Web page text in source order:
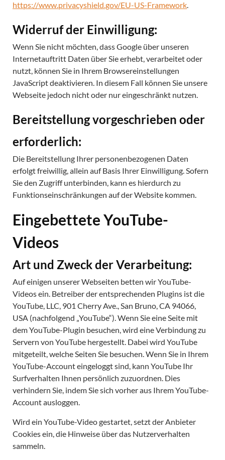
https://www.privacyshield.gov/EU-US-Framework.
Widerruf der Einwilligung:
Wenn Sie nicht möchten, dass Google über unseren
Internetauftritt Daten über Sie erhebt, verarbeitet oder
nutzt, können Sie in Ihrem Browsereinstellungen
JavaScript deaktivieren. In diesem Fall können Sie unsere
Webseite jedoch nicht oder nur eingeschränkt nutzen.
Bereitstellung vorgeschrieben oder
erforderlich:
Die Bereitstellung Ihrer personenbezogenen Daten
erfolgt freiwillig, allein auf Basis Ihrer Einwilligung. Sofern
Sie den Zugriff unterbinden, kann es hierdurch zu
Funktionseinschränkungen auf der Website kommen.
Eingebettete YouTube-
Videos
Art und Zweck der Verarbeitung:
Auf einigen unserer Webseiten betten wir YouTube-
Videos ein. Betreiber der entsprechenden Plugins ist die
YouTube, LLC, 901 Cherry Ave., San Bruno, CA 94066,
USA (nachfolgend „YouTube“). Wenn Sie eine Seite mit
dem YouTube-Plugin besuchen, wird eine Verbindung zu
Servern von YouTube hergestellt. Dabei wird YouTube
mitgeteilt, welche Seiten Sie besuchen. Wenn Sie in Ihrem
YouTube-Account eingeloggt sind, kann YouTube Ihr
Surfverhalten Ihnen persönlich zuzuordnen. Dies
verhindern Sie, indem Sie sich vorher aus Ihrem YouTube-
Account ausloggen.
Wird ein YouTube-Video gestartet, setzt der Anbieter
Cookies ein, die Hinweise über das Nutzerverhalten
sammeln.